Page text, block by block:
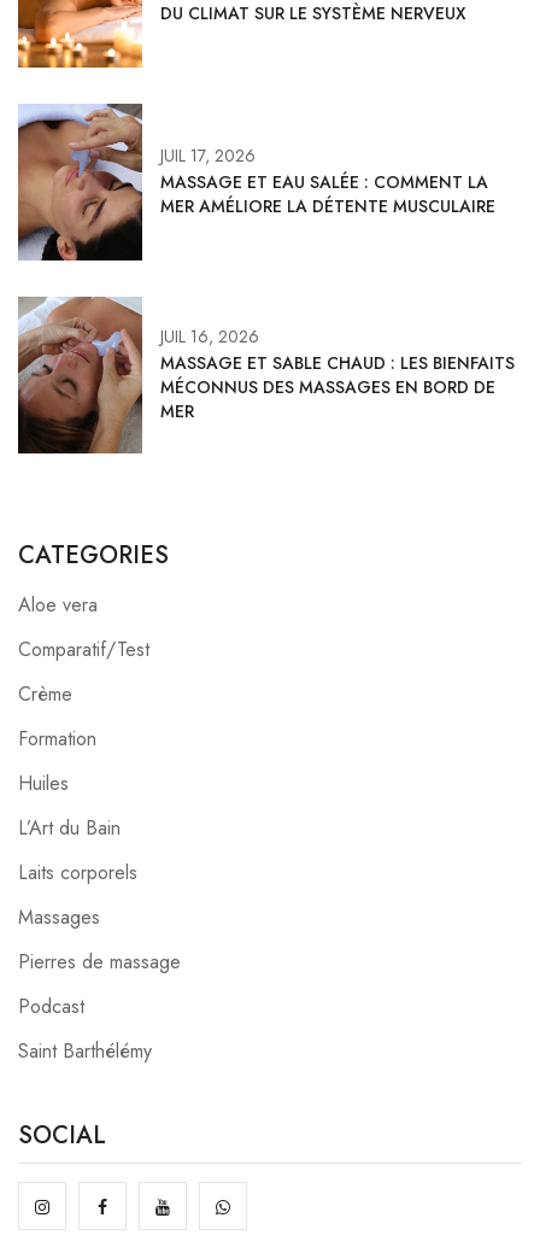
DU CLIMAT SUR LE SYSTÈME NERVEUX
JUIL 17, 2026
MASSAGE ET EAU SALÉE : COMMENT LA
MER AMÉLIORE LA DÉTENTE MUSCULAIRE
JUIL 16, 2026
MASSAGE ET SABLE CHAUD : LES BIENFAITS
MÉCONNUS DES MASSAGES EN BORD DE
MER
CATEGORIES
Aloe vera
Comparatif/Test
Crème
Formation
Huiles
L’Art du Bain
Laits corporels
Massages
Pierres de massage
Podcast
Saint Barthélémy
SOCIAL